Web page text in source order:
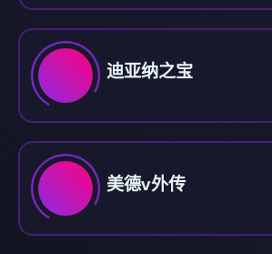
迪亚纳之宝
美德v外传